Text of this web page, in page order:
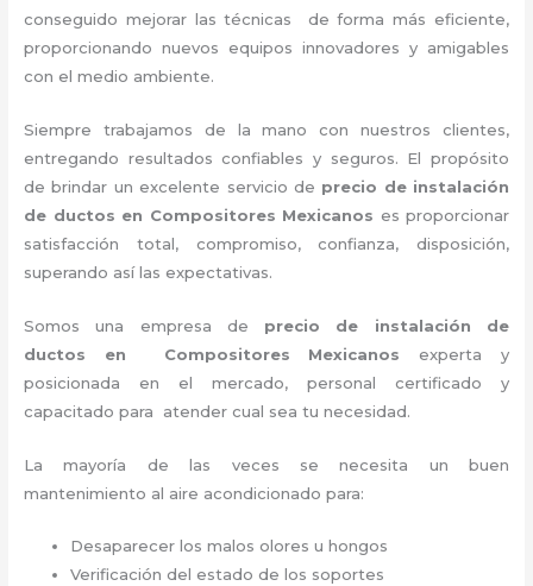
conseguido mejorar las técnicas de forma más eficiente,
proporcionando nuevos equipos innovadores y amigables
con el medio ambiente.
Siempre trabajamos de la mano con nuestros clientes,
entregando resultados confiables y seguros. El propósito
de brindar un excelente servicio de precio de instalación
de ductos en Compositores Mexicanos es proporcionar
satisfacción total, compromiso, confianza, disposición,
superando así las expectativas.
Somos una empresa de precio de instalación de
ductos en Compositores Mexicanos experta y
posicionada en el mercado, personal certificado y
capacitado para atender cual sea tu necesidad.
La mayoría de las veces se necesita un buen
mantenimiento al aire acondicionado para:
Desaparecer los malos olores u hongos
Verificación del estado de los soportes